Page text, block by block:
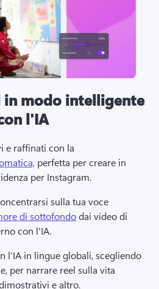
modo intelligente
l'IA
e raffinati con la
perfetta per creare in
per Instagram.
sulla tua voce
di sottofondo dai video di
con l'IA.
l'IA in lingue globali, scegliendo
per narrare reel sulla vita
e altro.